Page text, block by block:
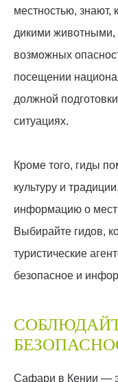
местностью, знают,
дикими животными,
возможных
посещении
должной
ситуациях.
Кроме того, гиды
культуру и
информацию о
Выбирайте гидов,
туристические
безопасное и
Сафари в Кении —